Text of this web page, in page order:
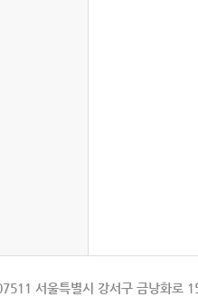
서울특별시 강서구 금낭화로